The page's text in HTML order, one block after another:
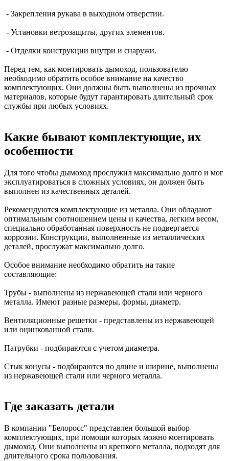
- Закрепления рукава в выходном отверстии.
- Установки ветрозащиты, других элементов.
- Отделки конструкции внутри и снаружи.
Перед тем, как монтировать дымоход, пользователю
необходимо обратить особое внимание на качество
комплектующих. Они должны быть выполнены из прочных
материалов, которые будут гарантировать длительный срок
службы при любых условиях.
Какие бывают комплектующие, их
особенности
Для того чтобы дымоход прослужил максимально долго и мог
эксплуатироваться в сложных условиях, он должен быть
выполнен из качественных деталей.
Рекомендуются комплектующие из металла. Они обладают
оптимальным соотношением цены и качества, легким весом,
специально обработанная поверхность не подвергается
коррозии. Конструкции, выполненные из металлических
деталей, прослужат максимально долго.
Особое внимание необходимо обратить на такие
составляющие:
Трубы - выполнены из нержавеющей стали или черного
металла. Имеют разные размеры, формы, диаметр.
Вентиляционные решетки - представлены из нержавеющей
или оцинкованной стали.
Патрубки - подбираются с учетом диаметра.
Стык конусы - подбираются по длине и ширине, выполнены
из нержавеющей стали или черного металла.
Где заказать детали
В компании "Белоросс" представлен большой выбор
комплектующих, при помощи которых можно монтировать
дымоход. Они выполнены из крепкого металла, подходят для
длительного срока пользования.